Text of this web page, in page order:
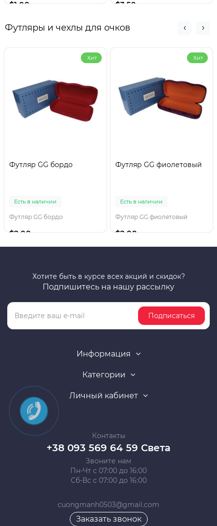
$1.00 $3.50
Футляры и чехлы для очков
Хит
Футляр GG бордо
Есть в наличии
Футляр GG бордо
$2.00
Хит
Футляр GG фиолетовый
Есть в наличии
Футляр GG фиолетовый
$2.00
Хотите быть в курсе всех акций и скидок?
Подпишитесь на нашу рассылку
Подписаться
Информация
Категории
Личный кабинет
Контакты
+38 093 569 64 59 Света
Звоните нам
Пн-Чт с 07:00 до 16:00
Сб-Вс с 07:00 до 16:00
cuongmanh0503@gmail.com
Заказать звонок